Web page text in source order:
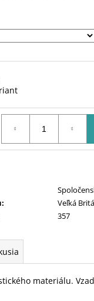
:
Veľká
357
materiálu.